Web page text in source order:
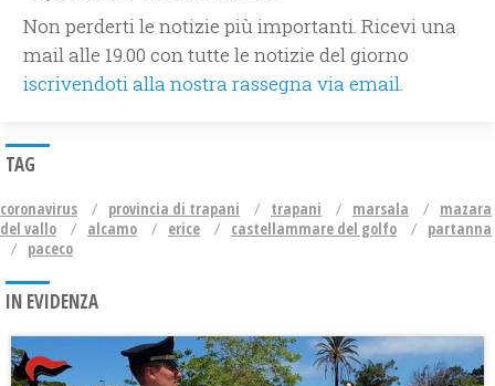
Non perderti le notizie più importanti. Ricevi una
mail alle 19.00 con tutte le notizie del giorno
iscrivendoti alla nostra rassegna via email.
TAG
coronavirus provincia di trapani trapani marsala
mazara
del vallo
alcamo erice castellammare del golfo
partanna
paceco
IN EVIDENZA